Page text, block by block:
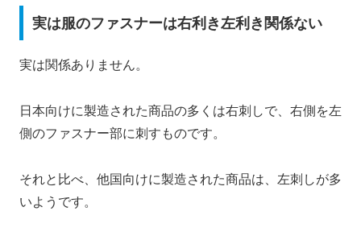
実は服のファスナーは右利き左利き関係ない
実は関係ありません。
日本向けに製造された商品の多くは右刺しで、右側を左
側のファスナー部に刺すものです。
それと比べ、他国向けに製造された商品は、左刺しが多
いようです。